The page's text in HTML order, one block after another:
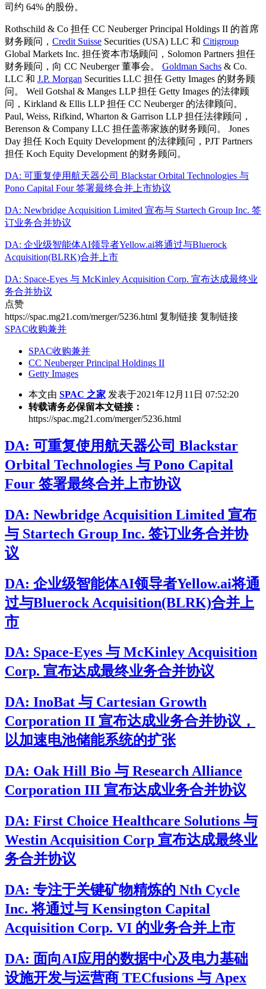
司约 64% 的股份。
Rothschild & Co 担任 CC Neuberger Principal Holdings II 的首席
财务顾问， Credit Suisse Securities (USA) LLC 和 Citigroup
Global Markets Inc. 担任资本市场顾问，Solomon Partners 担任
财务顾问，向 CC Neuberger 董事会。 Goldman Sachs & Co.
LLC 和 J.P. Morgan Securities LLC 担任 Getty Images 的财务顾
问。 Weil Gotshal & Manges LLP 担任 Getty Images 的法律顾
问，Kirkland & Ellis LLP 担任 CC Neuberger 的法律顾问。
Paul, Weiss, Rifkind, Wharton & Garrison LLP 担任法律顾问，
Berenson & Company LLC 担任盖蒂家族的财务顾问。 Jones
Day 担任 Koch Equity Development 的法律顾问，PJT Partners
担任 Koch Equity Development 的财务顾问。
DA: 可重复使用航天器公司 Blackstar Orbital Technologies 与
Pono Capital Four 签署最终合并上市协议
DA: Newbridge Acquisition Limited 宣布与 Startech Group Inc. 签
订业务合并协议
DA: 企业级智能体AI领导者Yellow.ai将通过与Bluerock
Acquisition(BLRK)合并上市
DA: Space-Eyes 与 McKinley Acquisition Corp. 宣布达成最终业
务合并协议
点赞
https://spac.mg21.com/merger/5236.html 复制链接 复制链接
SPAC收购兼并
SPAC收购兼并
CC Neuberger Principal Holdings II
Getty Images
本文由 SPAC 之家 发表于2021年12月11日 07:52:20
转载请务必保留本文链接：
https://spac.mg21.com/merger/5236.html
DA: 可重复使用航天器公司 Blackstar
Orbital Technologies 与 Pono Capital
Four 签署最终合并上市协议
DA: Newbridge Acquisition Limited 宣布
与 Startech Group Inc. 签订业务合并协
议
DA: 企业级智能体AI领导者Yellow.ai将通
过与Bluerock Acquisition(BLRK)合并上
市
DA: Space-Eyes 与 McKinley Acquisition
Corp. 宣布达成最终业务合并协议
DA: InoBat 与 Cartesian Growth
Corporation II 宣布达成业务合并协议，
以加速电池储能系统的扩张
DA: Oak Hill Bio 与 Research Alliance
Corporation III 宣布达成业务合并协议
DA: First Choice Healthcare Solutions 与
Westin Acquisition Corp 宣布达成最终业
务合并协议
DA: 专注于关键矿物精炼的 Nth Cycle
Inc. 将通过与 Kensington Capital
Acquisition Corp. VI 的业务合并上市
DA: 面向AI应用的数据中心及电力基础
设施开发与运营商 TECfusions 与 Apex